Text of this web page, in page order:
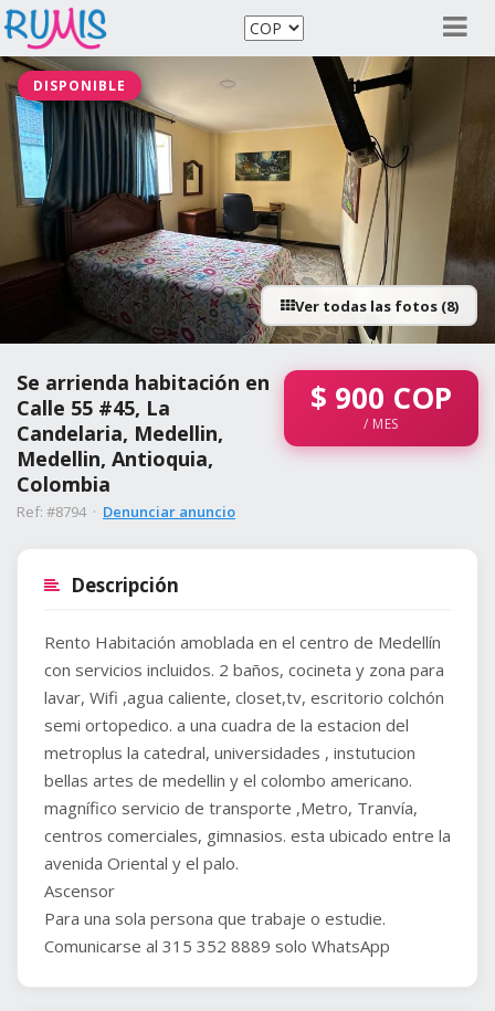
DISPONIBLE
Ver todas las fotos (8)
Se arrienda habitación en
Calle 55 #45, La
Candelaria, Medellin,
Medellin, Antioquia,
Colombia
Ref: #8794 · Denunciar anuncio
$ 900 COP
/ MES
Descripción
Rento Habitación amoblada en el centro de Medellín
con servicios incluidos. 2 baños, cocineta y zona para
lavar, Wifi ,agua caliente, closet,tv, escritorio colchón
semi ortopedico. a una cuadra de la estacion del
metroplus la catedral, universidades , instutucion
bellas artes de medellin y el colombo americano.
magnífico servicio de transporte ,Metro, Tranvía,
centros comerciales, gimnasios. esta ubicado entre la
avenida Oriental y el palo.
Ascensor
Para una sola persona que trabaje o estudie.
Comunicarse al 315 352 8889 solo WhatsApp